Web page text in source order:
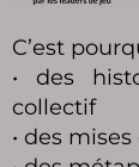
C’est
• des
collectif
• des